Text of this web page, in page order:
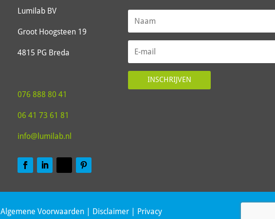
Lumilab BV
Groot Hoogsteen 19
4815 PG Breda
076 888 80 41
06 41 73 61 81
info@lumilab.nl
INSCHRIJVEN
Algemene Voorwaarden Disclaimer Privacy